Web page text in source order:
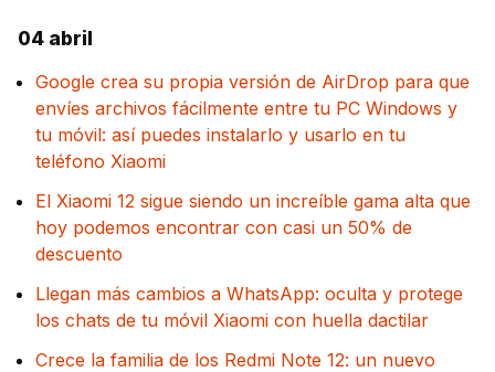
04 abril
Google crea su propia versión de AirDrop para que
envíes archivos fácilmente entre tu PC Windows y
tu móvil: así puedes instalarlo y usarlo en tu
teléfono Xiaomi
El Xiaomi 12 sigue siendo un increíble gama alta que
hoy podemos encontrar con casi un 50% de
descuento
Llegan más cambios a WhatsApp: oculta y protege
los chats de tu móvil Xiaomi con huella dactilar
Crece la familia de los Redmi Note 12: un nuevo